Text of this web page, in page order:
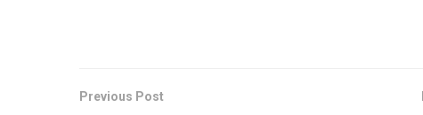
Previous Post